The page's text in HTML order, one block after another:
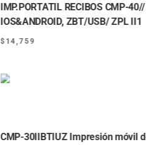
IMP.PORTATIL RECIBOS CMP-
IOS&ANDROID, ZBT/USB/ ZPL II1
$14,759
CMP-30IIBTIUZ Impresión móvil